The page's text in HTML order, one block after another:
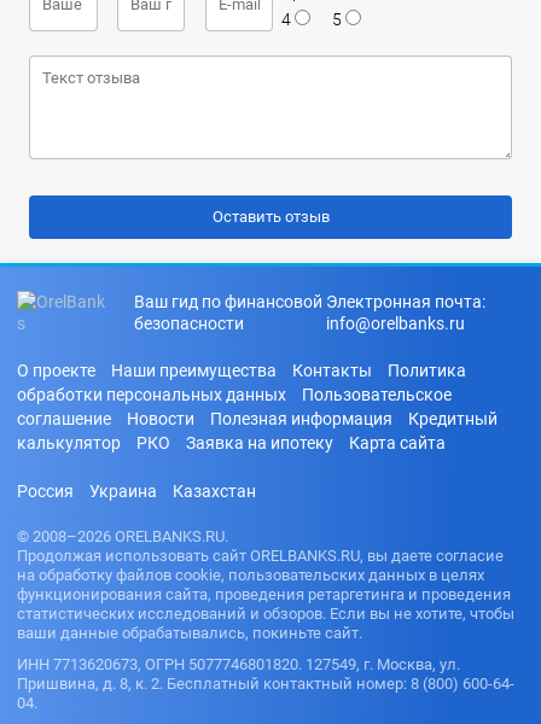
4
5
Ваш гид по финансовой
безопасности
Электронная почта:
info@orelbanks.ru
О проекте Наши преимущества Контакты
Политика
обработки персональных данных
Пользовательское
соглашение
Новости Полезная информация
Кредитный
калькулятор
РКО Заявка на ипотеку Карта сайта
Россия Украина Казахстан
© 2008–2026 ORELBANKS.RU.
Продолжая использовать сайт ORELBANKS.RU, вы даете согласие
на обработку файлов cookie, пользовательских данных в целях
функционирования сайта, проведения ретаргетинга и проведения
статистических исследований и обзоров. Если вы не хотите, чтобы
ваши данные обрабатывались, покиньте сайт.
ИНН 7713620673, ОГРН 5077746801820. 127549, г. Москва, ул.
Пришвина, д. 8, к. 2. Бесплатный контактный номер: 8 (800) 600-64-
04.